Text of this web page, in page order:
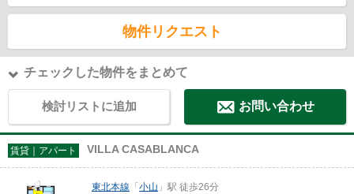
物件リクエスト
チェックした物件をまとめて
検討リストに追加 お問い合わせ
賃貸｜アパート VILLA CASABLANCA
東北本線 「小山 」駅 徒歩26分